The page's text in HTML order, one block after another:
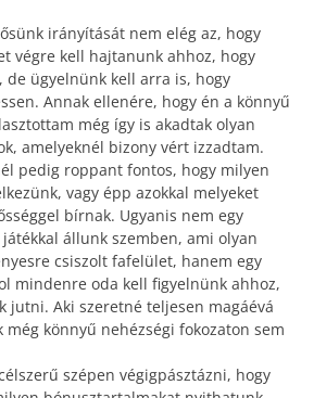
irányítását nem elég az, hogy
végre kell hajtanunk ahhoz, hogy
ügyelnünk kell arra is, hogy
Annak ellenére, hogy én a könnyű
még így is akadtak olyan
amelyeknél bizony vért izzadtam.
pedig roppant fontos, hogy milyen
vagy épp azokkal melyeket
bírnak. Ugyanis nem egy
állunk szemben, ami olyan
csiszolt fafelület, hanem egy
mindenre oda kell figyelnünk ahhoz,
jutni. Aki szeretné teljesen magáévá
könnyű nehézségi fokozaton sem
szépen végigpásztázni, hogy